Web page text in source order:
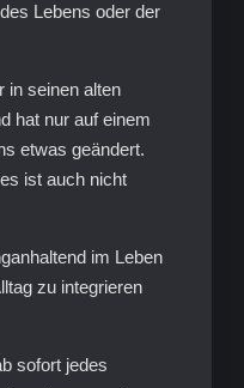
Lebens oder der
in seinen alten
hat nur auf einem
etwas geändert.
ist auch nicht
im Leben
zu integrieren
sofort jedes